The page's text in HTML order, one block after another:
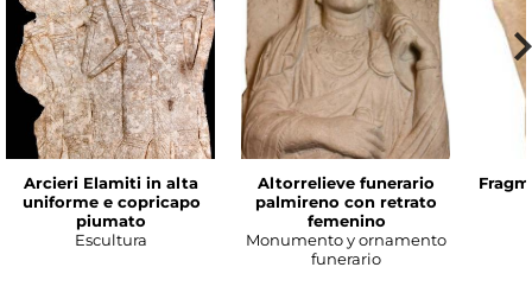
Arcieri Elamiti in alta
uniforme e copricapo
piumato
Escultura
Altorrelieve funerario
palmireno con retrato
femenino
Monumento y ornamento
funerario